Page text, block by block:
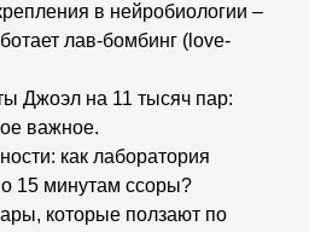
в нейробиологии –
лав-бомбинг (love-
Джоэл на 11 тысяч пар:
важное.
как лаборатория
15 минутам ссоры?
которые ползают по